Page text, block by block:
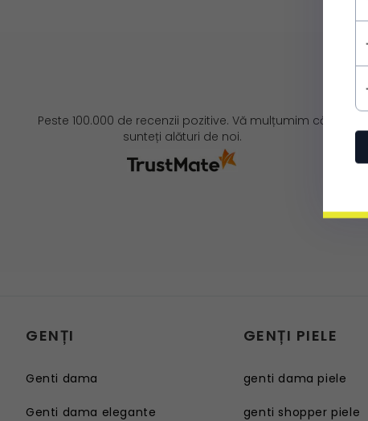
Peste 100.000 de recenzii pozitive. Vă mulțumim că
sunteți alături de noi.
GENȚI
Genti dama
Genti dama elegante
GENȚI PIELE
genti dama piele
genti shopper piele